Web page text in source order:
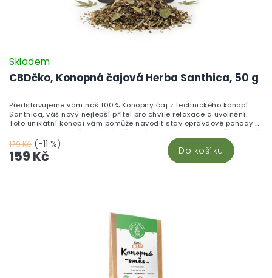
CBDčko, Konopná čajová Herba Santhica, 50 g
Skladem
179 Kč (-11 %)
159 Kč Do košíku
Představujeme vám náš 100% Konopný čaj z technického konopí
Santhica, váš nový nejlepší přítel pro chvíle relaxace a uvolnění.
Toto unikátní konopí vám pomůže navodit stav opravdové pohody a
zbavit se stresu. Vše je čistě přírodní a bez chemických přísad, což
zaručuje tu nejlepší kvalitu pro vaše tělo i mysl. Vyberte si tento čaj
a zažijte dokonalou harmonii a klid v každém šálku!